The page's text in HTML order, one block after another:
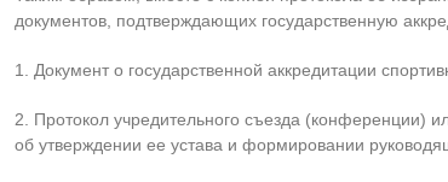
документов, подтверждающих государственную
1. Документ о государственной аккредитации
2. Протокол учредительного съезда (конференции)
об утверждении ее устава и формировании